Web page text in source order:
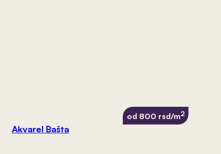
od 800 rsd/m2
Akvarel Bašta